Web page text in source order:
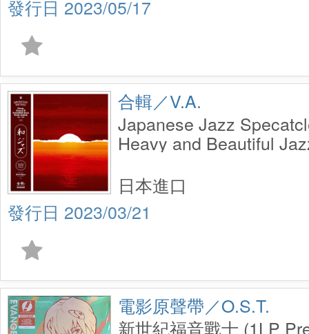
2023/05/17
合輯／V.A.
Japanese Jazz
Heavy and Beautiful
(Universounds) 2LP
2023/03/21
日本進口
電影原聲帶／O.S.T.
新世紀福音戰士 (1LP